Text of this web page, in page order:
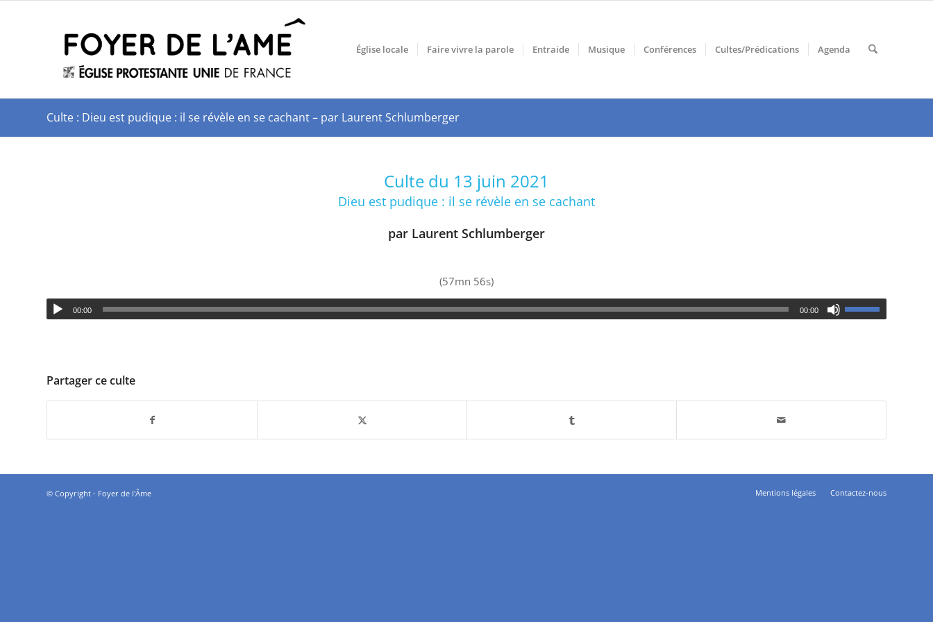
Église locale Faire vivre la parole Entraide Musique Conférences Cultes/Prédications Agenda
Culte : Dieu est pudique : il se révèle en se cachant – par Laurent Schlumberger
Culte du 13 juin 2021
Dieu est pudique : il se révèle en se cachant
par Laurent Schlumberger
(57mn 56s)
00:00 00:00
Partager ce culte
© Copyright - Foyer de l'Âme Mentions légales Contactez-nous